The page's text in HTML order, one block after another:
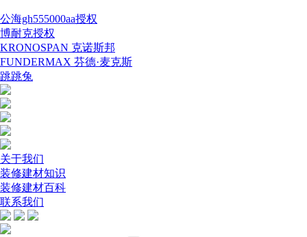
公海gh555000aa授权
博耐克授权
KRONOSPAN 克诺斯邦
FUNDERMAX 芬德·麦克斯
跳跳兔
关于我们
装修建材知识
装修建材百科
联系我们